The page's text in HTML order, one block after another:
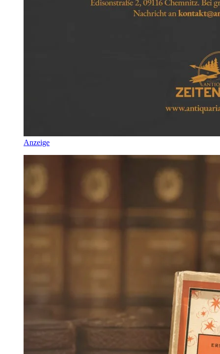
Anzeige